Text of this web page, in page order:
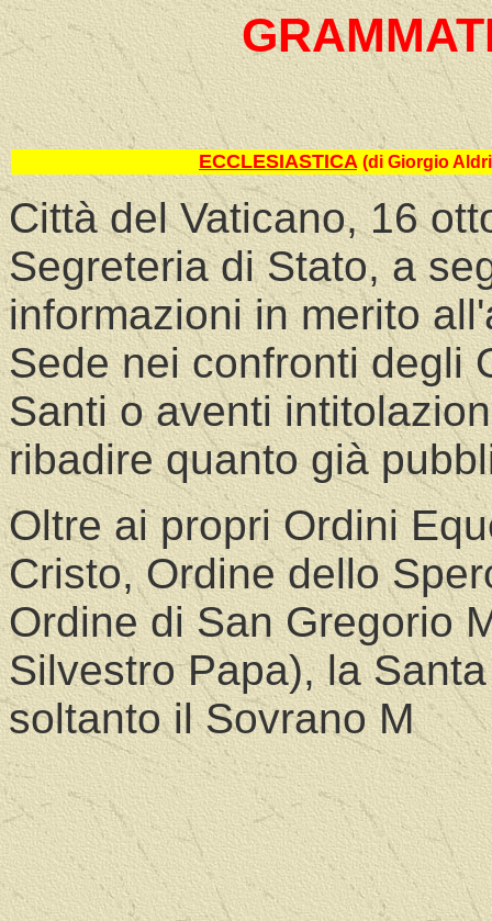
ECCLESIASTICA (di Giorgio
Città del Vaticano, 16
Segreteria di Stato, a
informazioni in merito
Sede nei confronti degli
Santi o aventi
ribadire quanto già
Oltre ai propri Ordini
Cristo, Ordine dello
Ordine di San Gregorio
Silvestro Papa), la
soltanto il Sovrano M